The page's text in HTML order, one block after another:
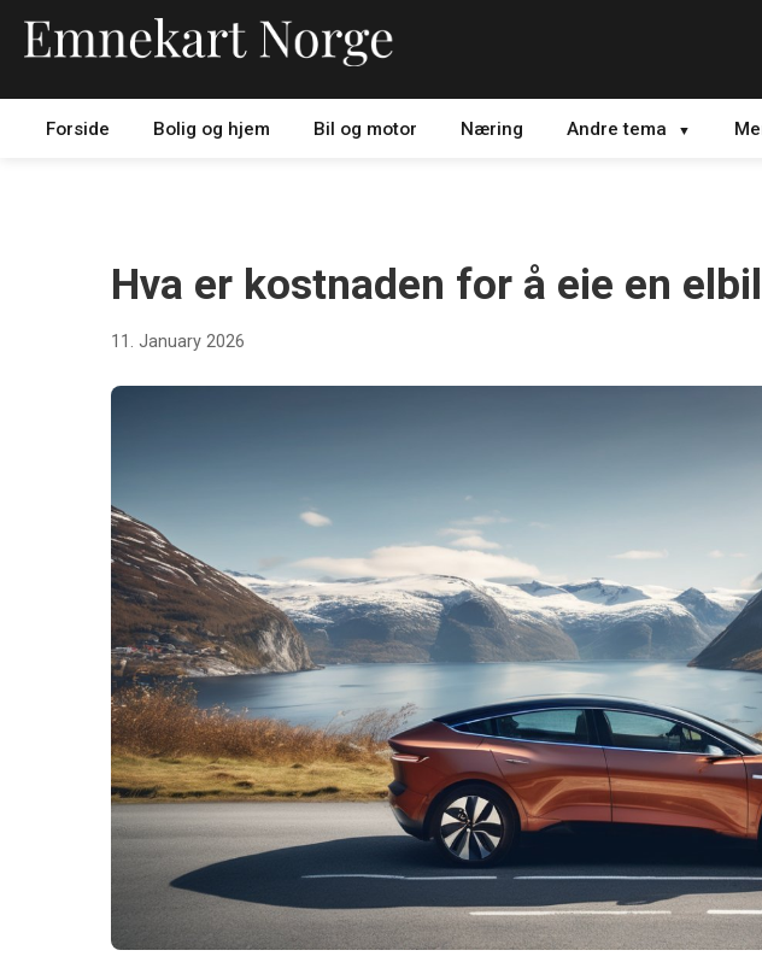
Forside Bolig og hjem Bil og motor Næring Andre tema
Hva er kostnaden for å eie en
11. January 2026